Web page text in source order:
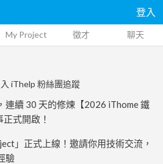
登入
My Project 徵才 聊天
iThelp 粉絲團追蹤
連續 30 天的修煉【2026 iThome 鐵
式開啟！
」正式上線！邀請你用技術交流，
驗